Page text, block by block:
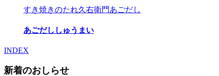
すき焼きのたれ久右衛門あごだし
あごだししゅうまい
INDEX
新着のおしらせ